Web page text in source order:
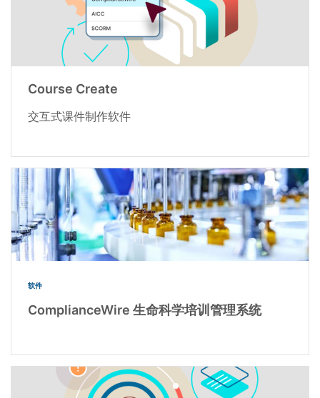
Course Create
交互式课件制作软件
软件
ComplianceWire 生命科学培训管理系统